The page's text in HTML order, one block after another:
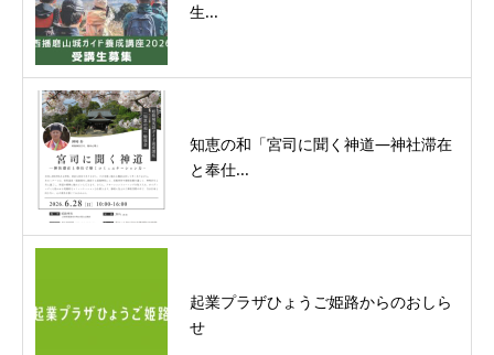
生...
知恵の和「宮司に聞く神道―神社滞在
と奉仕...
起業プラザひょうご姫路からのおしら
せ